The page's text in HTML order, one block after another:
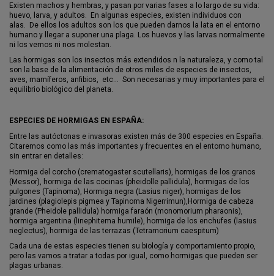
Existen machos y hembras, y pasan por varias fases a lo largo de su vida:
huevo, larva, y adultos. En algunas especies, existen individuos con
alas. De ellos los adultos son los que pueden darnos la lata en el entorno
humano y llegar a suponer una plaga. Los huevos y las larvas normalmente
ni los vemos ni nos molestan.
Las hormigas son los insectos más extendidos n la naturaleza, y como tal
son la base de la alimentación de otros miles de especies de insectos,
aves, mamíferos, anfibios, etc… Son necesarias y muy importantes para el
equilibrio biológico del planeta.
ESPECIES DE HORMIGAS EN ESPAÑA:
Entre las autóctonas e invasoras existen más de 300 especies en España.
Citaremos como las más importantes y frecuentes en el entorno humano,
sin entrar en detalles:
Hormiga del corcho (crematogaster scutellaris), hormigas de los granos
(Messor), hormiga de las cocinas (pheidolle pallidula), hormigas de los
pulgones (Tapinoma), Hormiga negra (Lasius niger), hormigas de los
jardines (plagiolepis pigmea y Tapinoma Nigerrimun),Hormiga de cabeza
grande (Pheidole pallidula) hormiga faraón (monomorium pharaonis),
hormiga argentina (linephitema humile), hormiga de los enchufes (lasius
neglectus), hormiga de las terrazas (Tetramorium caespitum)
Cada una de estas especies tienen su biología y comportamiento propio,
pero las vamos a tratar a todas por igual, como hormigas que pueden ser
plagas urbanas.